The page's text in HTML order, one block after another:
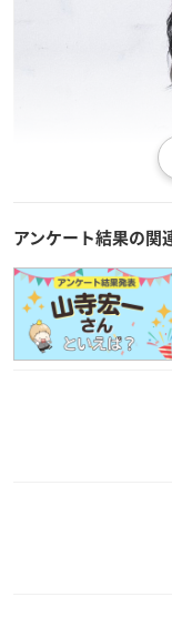
さんは沖
大学受験に失敗し
けたオーディショ
アンケート結果の関